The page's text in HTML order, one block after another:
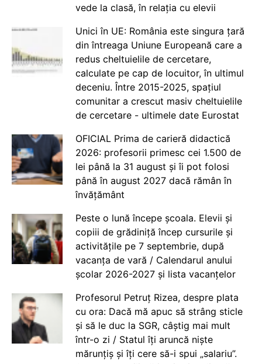
vede la clasă, în relația cu elevii
Unici în UE: România este singura țară
din întreaga Uniune Europeană care a
redus cheltuielile de cercetare,
calculate pe cap de locuitor, în ultimul
deceniu. Între 2015-2025, spațiul
comunitar a crescut masiv cheltuielile
de cercetare - ultimele date Eurostat
OFICIAL Prima de carieră didactică
2026: profesorii primesc cei 1.500 de
lei până la 31 august și îi pot folosi
până în august 2027 dacă rămân în
învățământ
Peste o lună începe școala. Elevii și
copiii de grădiniță încep cursurile și
activitățile pe 7 septembrie, după
vacanța de vară / Calendarul anului
școlar 2026-2027 și lista vacanțelor
Profesorul Petruț Rizea, despre plata
cu ora: Dacă mă apuc să strâng sticle
și să le duc la SGR, câștig mai mult
într-o zi / Statul îți aruncă niște
mărunțiș și îți cere să-i spui „salariu”.